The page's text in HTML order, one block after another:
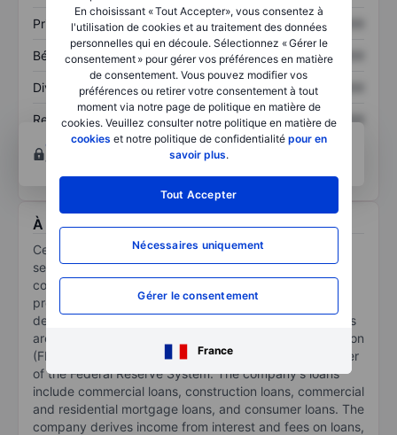
En choisissant « Tout Accepter», vous consentez à
l'utilisation de cookies et au traitement des données
personnelles qui en découle. Sélectionnez « Gérer le
consentement » pour gérer vos préférences en matière
de consentement. Vous pouvez modifier vos
préférences ou retirer votre consentement à tout
moment via notre page de politique en matière de
cookies. Veuillez consulter notre politique en matière de
cookies et notre politique de confidentialité pour en
savoir plus.
Tout Accepter
Nécessaires uniquement
Gérer le consentement
France
Prix / ventes XXXXXXX XXXXXXX
Bénéfice par action XXXXXXX XXXXXXX
Dividende par action XXXXXXX XXXXXXX
Rendement des
capitaux propres
XXXXXXX
XXXXXXX
Ouvrir un compte pour accéder à d’autres outils
techniques et d’analyses.
À propos Central Pacific Financial Corp.
Central Pacific Financial Corp operates in the financial
services sector in the United States. It is a full-service
commercial bank offering a broad range of banking
products and services, including accepting time and
demand deposits and originating loans. Bank's deposits
are insured by the Federal Deposit Insurance Corporation
(FDIC) up to applicable limits. The bank is not a member
of the Federal Reserve System. The company's loans
include commercial loans, construction loans, commercial
and residential mortgage loans, and consumer loans. The
company derives income from interest and fees on loans,